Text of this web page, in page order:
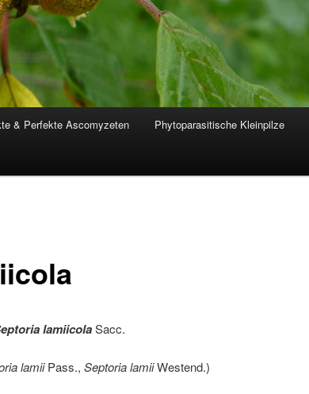
& Perfekte Ascomyzeten Phytoparasitische Kleinpilze
lamiicolaSacc.
lamiiPass.,Septoria lamiiWestend.)